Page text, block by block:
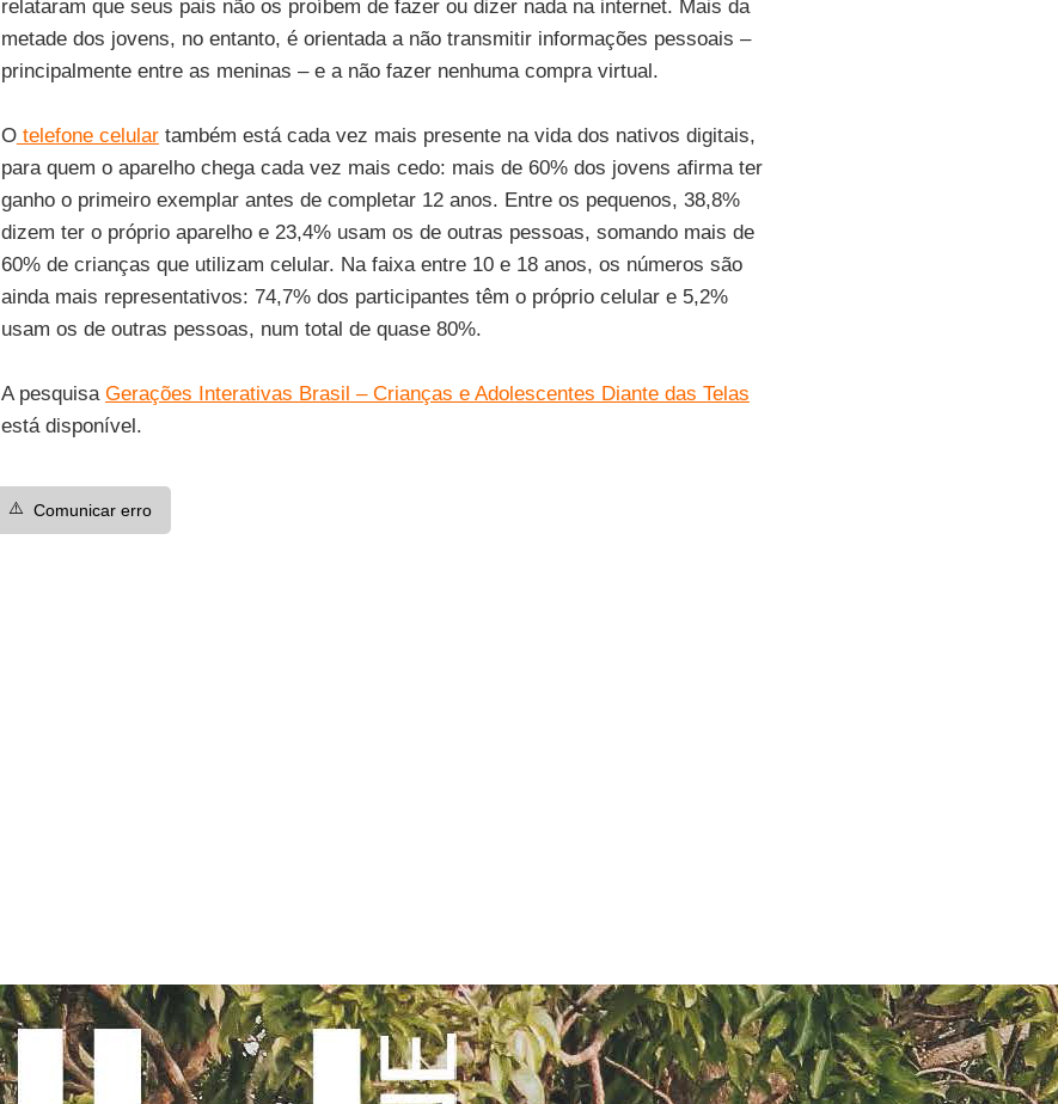
relataram que seus pais não os proíbem de fazer ou dizer nada na internet. Mais da
metade dos jovens, no entanto, é orientada a não transmitir informações pessoais –
principalmente entre as meninas – e a não fazer nenhuma compra virtual.
Otelefone celulartambém está cada vez mais presente na vida dos nativos digitais,
para quem o aparelho chega cada vez mais cedo: mais de 60% dos jovens afirma ter
ganho o primeiro exemplar antes de completar 12 anos. Entre os pequenos, 38,8%
dizem ter o próprio aparelho e 23,4% usam os de outras pessoas, somando mais de
60% de crianças que utilizam celular. Na faixa entre 10 e 18 anos, os números são
ainda mais representativos: 74,7% dos participantes têm o próprio celular e 5,2%
usam os de outras pessoas, num total de quase 80%.
A pesquisa Gerações Interativas Brasil – Crianças e Adolescentes Diante das Telas
está disponível.
⚠️ Comunicar erro